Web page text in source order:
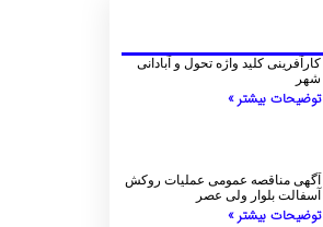
کارآفرینی کلید واژه تحول و آبادانی
شهر
توضیحات بیشتر »
آگهی مناقصه عمومی عملیات روکش
آسفالت بلوار ولی عصر
توضیحات بیشتر »